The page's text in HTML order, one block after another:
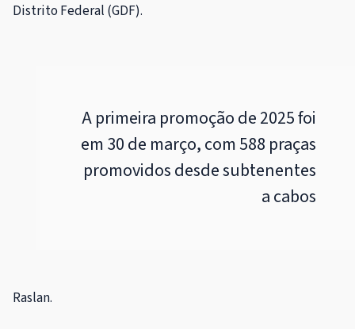
Distrito Federal (GDF).
A primeira promoção de 2025 foi
em 30 de março, com 588 praças
promovidos desde subtenentes
a cabos
Raslan.